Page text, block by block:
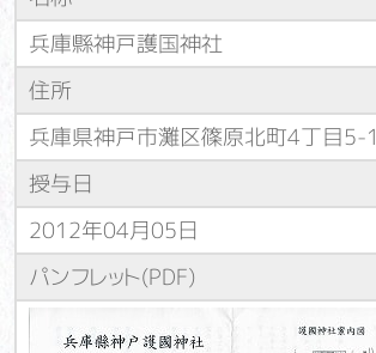
兵庫縣神戸護国神社
住所
兵庫県神戸市灘区篠原北町4丁目5-1
授与日
2012年04月05日
パンフレット(PDF)